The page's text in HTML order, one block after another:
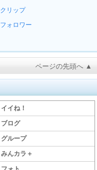
クリップ
フォロワー
ページの先頭へ ▲
イイね！
ブログ
グループ
みんカラ＋